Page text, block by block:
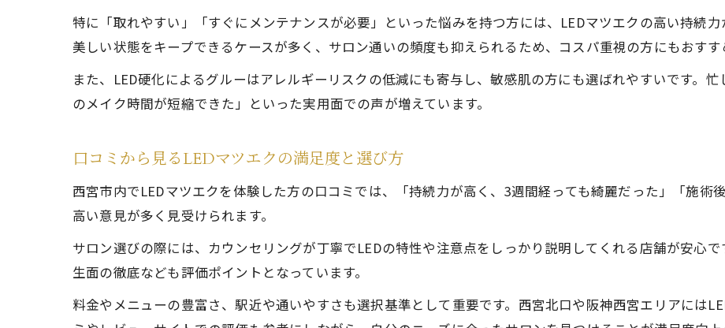
敏感肌にも安心なLEDマツエクの魅力とは
LEDマツエクは敏感肌の方も安心できる理由
LEDエクステのグルーが低刺激で選ばれるワケ
アレルギー対策に強いLEDマツエクの特徴
LEDエクステを初めて選ぶ方への安心ポイント
LEDマツエクで忙しい平日も美しい目元をキープ
特に「取れやすい」「すぐにメンテナンスが必要」といった悩みを持つ方には、LEDマツエクの高い持続
美しい状態をキープできるケースが多く、サロン通いの頻度も抑えられるため、コスパ重視の方にもおすす
また、LED硬化によるグルーはアレルギーリスクの低減にも寄与し、敏感肌の方にも選ばれやすいです。
のメイク時間が短縮できた」といった実用面での声が増えています。
口コミから見るLEDマツエクの満足度と選び方
西宮市内でLEDマツエクを体験した方の口コミでは、「持続力が高く、3週間経っても綺麗だった」「施術
高い意見が多く見受けられます。
サロン選びの際には、カウンセリングが丁寧でLEDの特性や注意点をしっかり説明してくれる店舗が安心
生面の徹底なども評価ポイントとなっています。
料金やメニューの豊富さ、駅近や通いやすさも選択基準として重要です。西宮北口や阪神西宮エリアには